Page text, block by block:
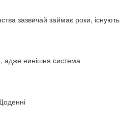
зазвичай займає роки, існують
адже нинішня система